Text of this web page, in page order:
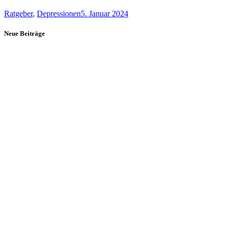
Ratgeber, Depressionen5. Januar 2024
Neue Beiträge